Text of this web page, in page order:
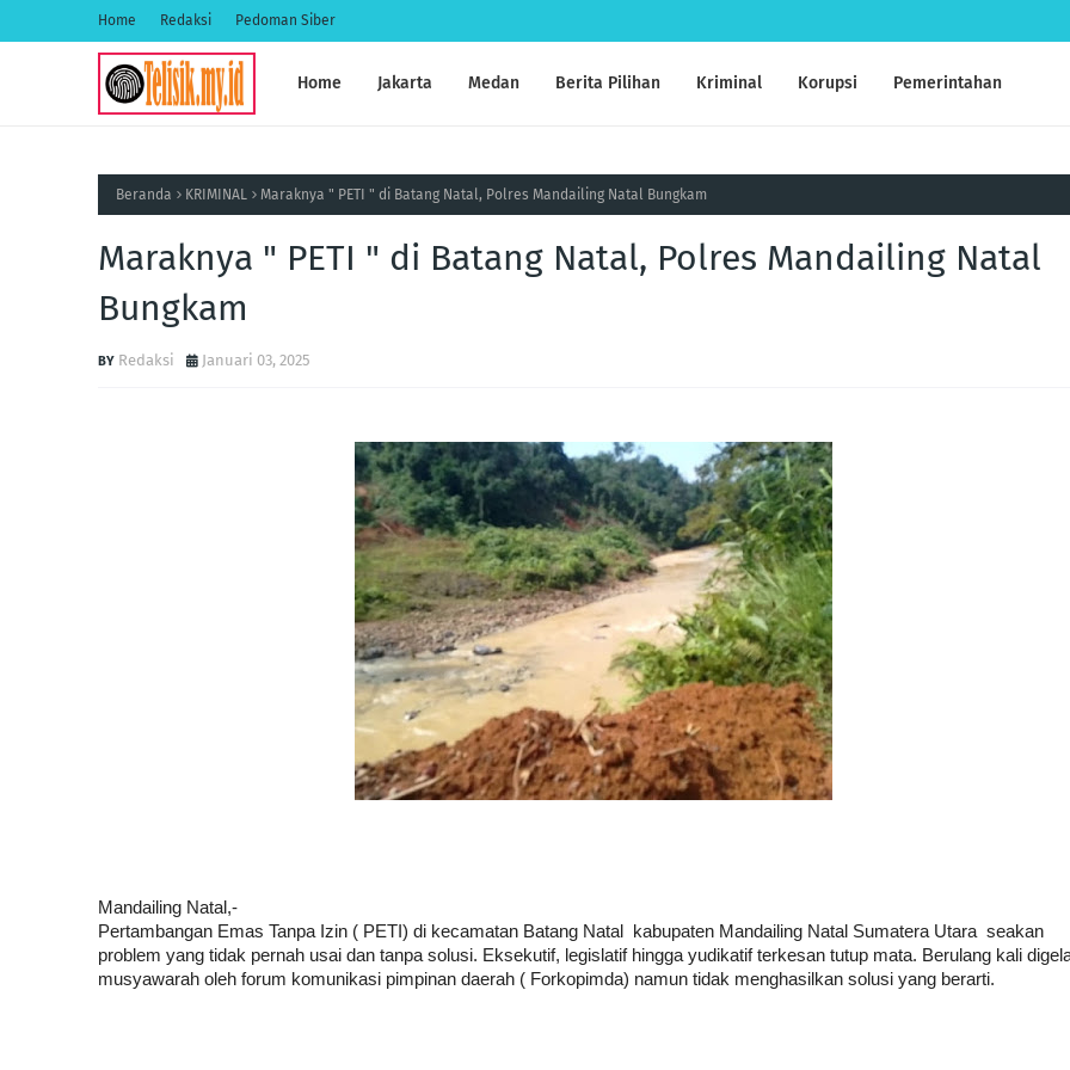
Home Redaksi Pedoman Siber
Home Jakarta Medan Berita Pilihan Kriminal Korupsi Pemerintahan
Beranda KRIMINAL Maraknya " PETI " di Batang Natal, Polres Mandailing Natal Bungkam
Maraknya " PETI " di Batang Natal, Polres Mandailing Natal
Bungkam
Redaksi Januari 03, 2025
Mandailing Natal,-
Pertambangan Emas Tanpa Izin ( PETI) di kecamatan Batang Natal kabupaten Mandailing Natal Sumatera Utara seakan
problem yang tidak pernah usai dan tanpa solusi. Eksekutif, legislatif hingga yudikatif terkesan tutup mata. Berulang kali
musyawarah oleh forum komunikasi pimpinan daerah ( Forkopimda) namun tidak menghasilkan solusi yang berarti.